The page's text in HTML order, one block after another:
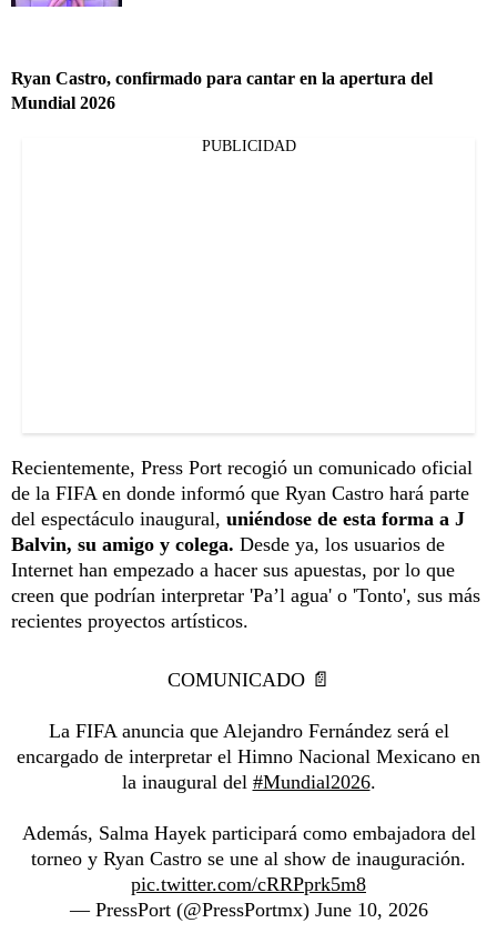
Ryan Castro, confirmado para cantar en la apertura del
Mundial 2026
PUBLICIDAD
Recientemente, Press Port recogió un comunicado oficial
de la FIFA en donde informó que Ryan Castro hará parte
del espectáculo inaugural, uniéndose de esta forma a J
Balvin, su amigo y colega. Desde ya, los usuarios de
Internet han empezado a hacer sus apuestas, por lo que
creen que podrían interpretar 'Pa’l agua' o 'Tonto', sus más
recientes proyectos artísticos.
COMUNICADO 📄
La FIFA anuncia que Alejandro Fernández será el
encargado de interpretar el Himno Nacional Mexicano en
la inaugural del #Mundial2026.
Además, Salma Hayek participará como embajadora del
torneo y Ryan Castro se une al show de inauguración.
pic.twitter.com/cRRPprk5m8
— PressPort (@PressPortmx) June 10, 2026